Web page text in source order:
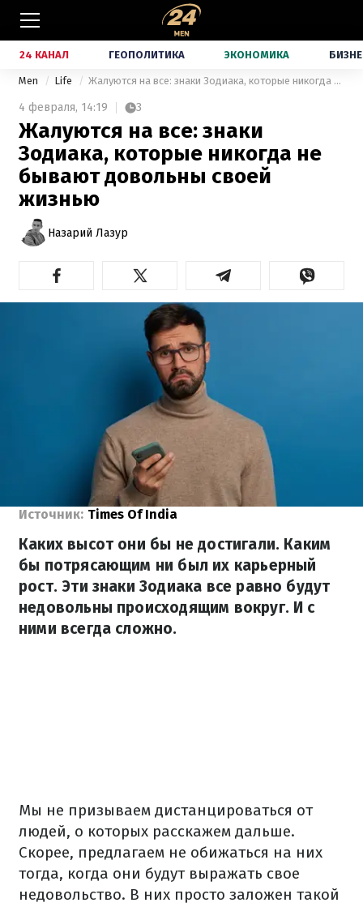
24 КАНАЛ ГЕОПОЛИТИКА ЭКОНОМИКА
Men Life Жалуются на все: знаки Зодиака, которые никогда не бывают довольны своей жизнью
4 февраля, 14:19 3
Жалуются на все: знаки
Зодиака, которые никогда не
бывают довольны своей
жизнью
Назарий Лазур
Источник: Times Of India
Каких высот они бы не достигали. Каким
бы потрясающим ни был их карьерный
рост. Эти знаки Зодиака все равно будут
недовольны происходящим вокруг. И с
ними всегда сложно.
Мы не призываем дистанцироваться от
людей, о которых расскажем дальше.
Скорее, предлагаем не обижаться на них
тогда, когда они будут выражать свое
недовольство. В них просто заложен такой